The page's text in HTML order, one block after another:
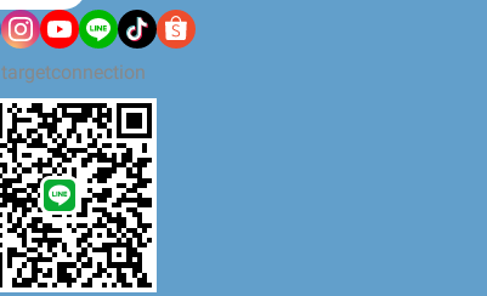
targetconnection